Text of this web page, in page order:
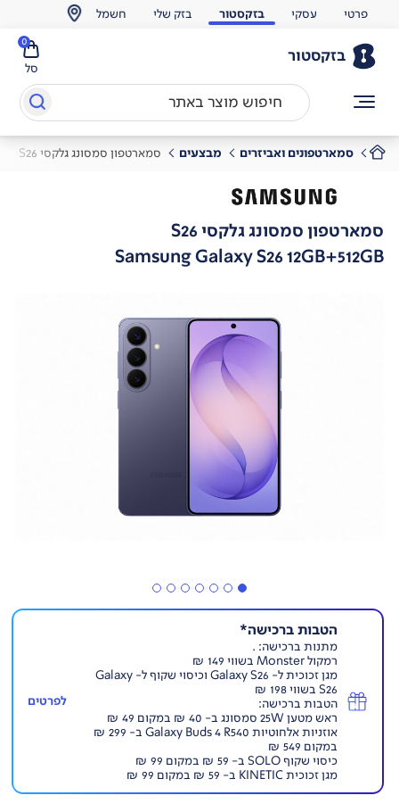
פרטי עסקי בזקסטור בזק שלי חשמל
בזקסטור
סל
0
סמארטפונים ואביזרים מבצעים סמארטפון סמסונג גלקסי S26
סמארטפון סמסונג גלקסי S26
Samsung Galaxy S26 12GB+512GB
הטבות ברכישה*
מתנות ברכישה: .
רמקול Monster בשווי 149 ₪
מגן זכוכית ל- Galaxy S26 וכיסוי שקוף ל- Galaxy
S26 בשווי 198 ₪
הטבות ברכישה:
ראש מטען 25W סמסונג ב- 40 ₪ במקום 49 ₪
אוזניות אלחוטיות Galaxy Buds 4 R540 ב- 299 ₪
במקום 549 ₪
כיסוי שקוף SOLO ב- 59 ₪ במקום 99 ₪
מגן זכוכית KINETIC ב- 59 ₪ במקום 99 ₪
לפרטים